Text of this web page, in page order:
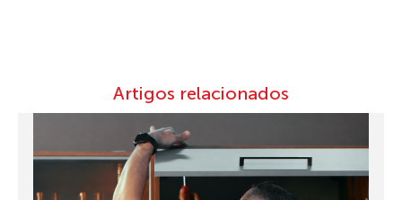
Artigos relacionados